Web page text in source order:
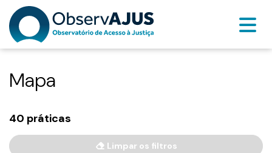
Mapa
40 práticas
Limpar os filtros